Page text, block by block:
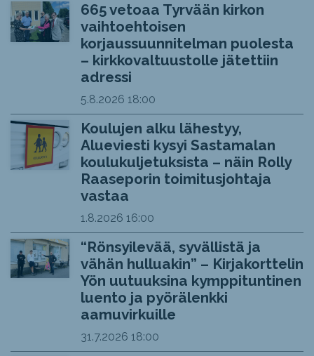
665 vetoaa Tyrvään kirkon
vaihtoehtoisen
korjaussuunnitelman puolesta
– kirkkovaltuustolle jätettiin
adressi
5.8.2026 18:00
Koulujen alku lähestyy,
Alueviesti kysyi Sastamalan
koulukuljetuksista – näin Rolly
Raaseporin toimitusjohtaja
vastaa
1.8.2026 16:00
“Rönsyilevää, syvällistä ja
vähän hulluakin” – Kirjakorttelin
Yön uutuuksina kymppituntinen
luento ja pyörälenkki
aamuvirkuille
31.7.2026 18:00